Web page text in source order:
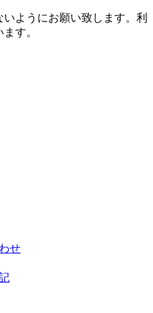
ようにお願い致します。利
す。
せ